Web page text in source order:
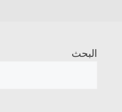
البحث